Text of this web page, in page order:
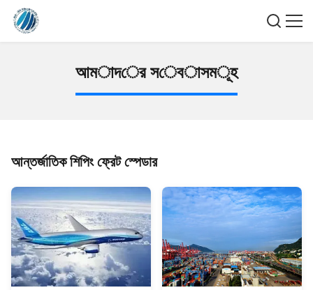
আমাদের সেবাসমূহ
আন্তর্জাতিক শিপিং ফ্রেট স্পেডার